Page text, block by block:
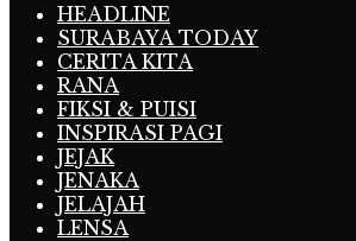
HEADLINE
SURABAYA TODAY
CERITA KITA
RANA
FIKSI & PUISI
INSPIRASI PAGI
JEJAK
JENAKA
JELAJAH
LENSA